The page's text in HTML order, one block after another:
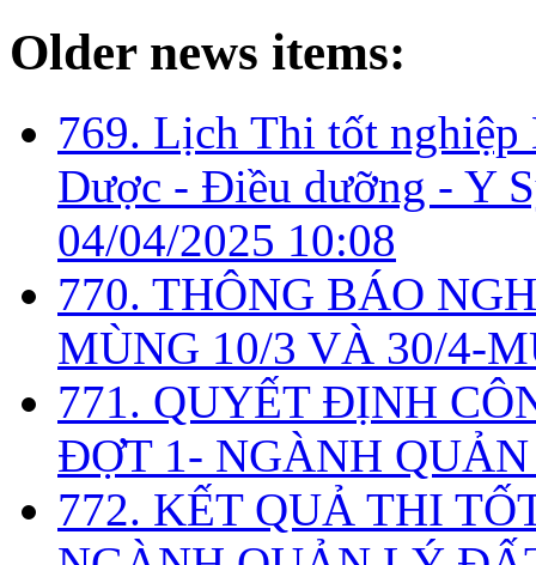
Older news items:
769. Lịch Thi tốt
Dược - Điều dưỡng - Y
04/04/2025 10:08
770. THÔNG BÁO
MÙNG 10/3 VÀ 30/4-
771. QUYẾT ĐỊNH
ĐỢT 1- NGÀNH
772. KẾT QUẢ THI